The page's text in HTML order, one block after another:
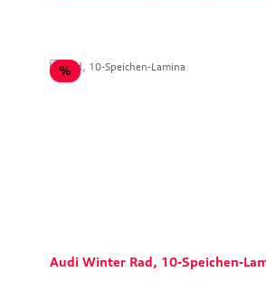
%Rabatt
Audi Winter Rad, 10-Speichen-